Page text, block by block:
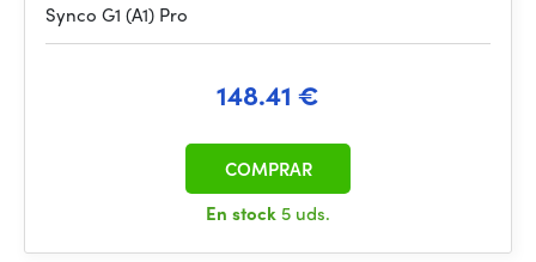
Synco G1 (A1) Pro
148.41 €
En stock 5 uds.
COMPRAR